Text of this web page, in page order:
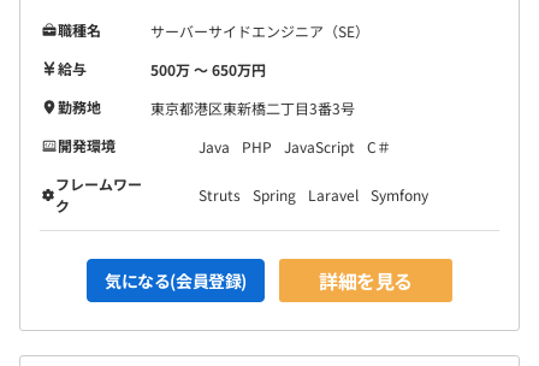
職種名
サーバーサイドエンジニア（SE）
給与
500万 〜 650万円
勤務地
東京都港区東新橋二丁目3番3号
開発環境
Java PHP JavaScript
C＃
フレームワー
ク
Struts Spring Laravel Symfony
気になる(会員登録) 詳細を見る